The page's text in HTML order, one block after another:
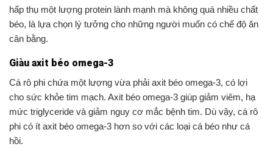
hấp thụ một lượng protein lành mạnh mà không quá nhiều chất
béo, là lựa chọn lý tưởng cho những người muốn có chế độ ăn
cân bằng.
Giàu axit béo omega-3
Cá rô phi chứa một lượng vừa phải axit béo omega-3, có lợi
cho sức khỏe tim mạch. Axit béo omega-3 giúp giảm viêm, hạ
mức triglyceride và giảm nguy cơ mắc bệnh tim. Dù vậy, cá rô
phi có ít axit béo omega-3 hơn so với các loại cá béo như cá
hồi.